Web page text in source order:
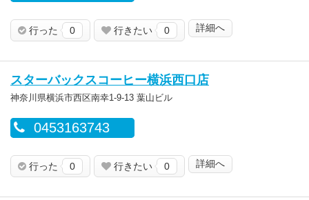
行った 0 行きたい 0 詳細へ
スターバックスコーヒー横浜西口店
神奈川県横浜市西区南幸1-9-13 葉山ビル
0453163743
行った 0 行きたい 0 詳細へ